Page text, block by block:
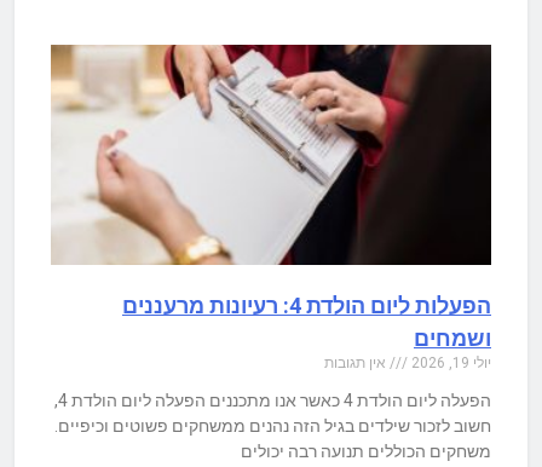
הפעלות ליום הולדת 4: רעיונות מרעננים
ושמחים
יולי 19, 2026 אין תגובות
הפעלה ליום הולדת 4 כאשר אנו מתכננים הפעלה ליום הולדת 4,
חשוב לזכור שילדים בגיל הזה נהנים ממשחקים פשוטים וכיפיים.
משחקים הכוללים תנועה רבה יכולים